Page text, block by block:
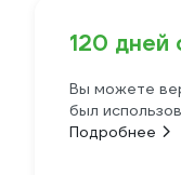
120 дней
Вы можете
был
Подробнее